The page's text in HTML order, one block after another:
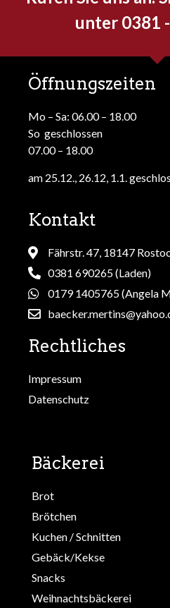
unter 0381
Öffnungszeiten
Mo – Sa: 06.00 – 18.00
So
07.00 – 18.00
am 25.12., 26.12, 1.1.
Kontakt
Fährstr. 47, 18147
0381 690265 (Laden)
0179 1405765 (Angela
Rechtliches
Impressum
Datenschutz
Bäckerei
Brot
Brötchen
Kuchen / Schnitten
Gebäck/Kekse
Snacks
Weihnachtsbäckerei